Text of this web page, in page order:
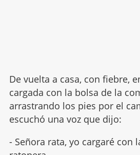
De vuelta a casa, con fiebre,
cargada con la bolsa de la
arrastrando los pies por el
escuchó una voz que dijo:
- Señora rata, yo cargaré con